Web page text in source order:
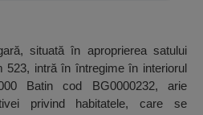
situată în aproprierea satului
intră în întregime în interiorul
Batin cod BG0000232, arie
privind habitatele, care se